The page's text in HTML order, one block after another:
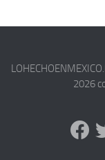
2026